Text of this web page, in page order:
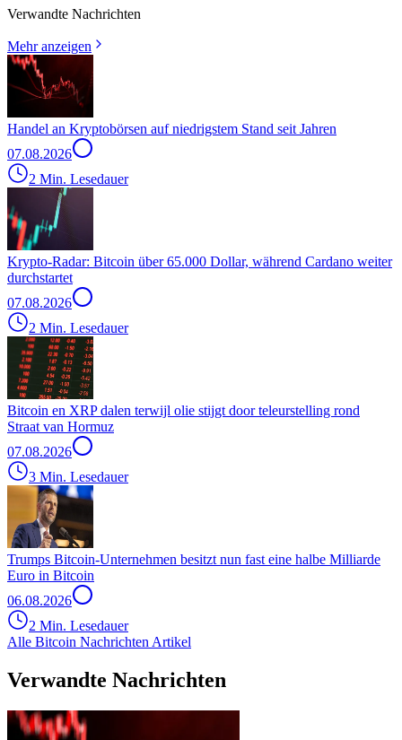
Verwandte Nachrichten
Mehr anzeigen
Handel an Kryptobörsen auf niedrigstem Stand seit Jahren
07.08.2026
2 Min. Lesedauer
Krypto-Radar: Bitcoin über 65.000 Dollar, während Cardano weiter
durchstartet
07.08.2026
2 Min. Lesedauer
Bitcoin en XRP dalen terwijl olie stijgt door teleurstelling rond
Straat van Hormuz
07.08.2026
3 Min. Lesedauer
Trumps Bitcoin-Unternehmen besitzt nun fast eine halbe Milliarde
Euro in Bitcoin
06.08.2026
2 Min. Lesedauer
Alle Bitcoin Nachrichten Artikel
Verwandte Nachrichten